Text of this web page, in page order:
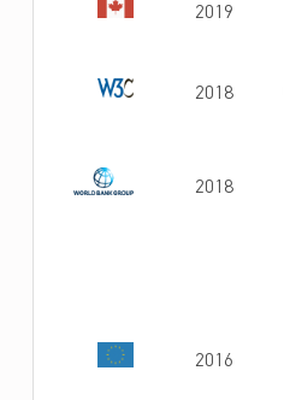
2019
2018
2018
2016